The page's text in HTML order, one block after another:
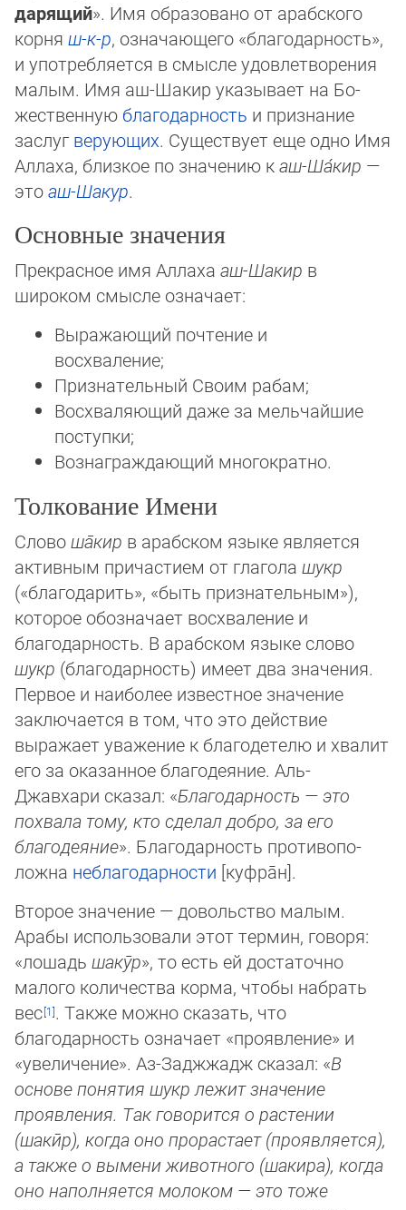
да­рящий». Имя образовано от арабского
корня ш-к-р, означающего «благодарность»,
и упот­реб­ляется в смысле удовлетворения
малым. Имя аш-Шакир указывает на Бо­
жест­венную благодарность и признание
заслуг верующих. Существует еще одно Имя
Ал­ла­ха, близ­кое по значению каш-Ша́кир —
этоаш-Шакур.
Основные значения
Прекрасное имя Аллаха аш-Шакир в
широком смысле означает:
Выражающий почтение и
восхваление;
Признательный Своим рабам;
Восхваляющий даже за мельчайшие
поступки;
Вознаграждающий многократно.
Толкование Имени
Словоша̄кир в арабском языке является
активным причастием от глагола шукр
(«бла­го­дарить», «быть признательным»),
которое обозначает восхваление и
благодар­ность. В арабском языке слово
шукр (благодарность) имеет два значения.
Первое и наиболее известное значение
заключается в том, что это действие
выражает уважение к бла­го­де­те­лю и хвалит
его за оказанное благодеяние. Аль-
Джавхари сказал: «Благо­дар­ность — это
похвала тому, кто сделал добро, за его
благодеяние». Благодар­ность про­ти­во­по­
ложна неблагодарности [куфра̄н].
Второе значение — довольство малым.
Арабы использовали этот термин, говоря:
«ло­шадь шакӯр», то есть ей достаточно
малого количества корма, чтобы наб­рать
вес . Так­же можно сказать, что
благодарность означает «проявление» и
«увели­че­ние». Аз-Задж­жадж сказал: «В
основе понятия шукр лежит значение
проявления. Так говорится о рас­те­нии
(шакӣр), когда оно прорастает (проявляется),
а также о вымени животного (шакира), когда
оно наполняется мо­ло­ком — это тоже